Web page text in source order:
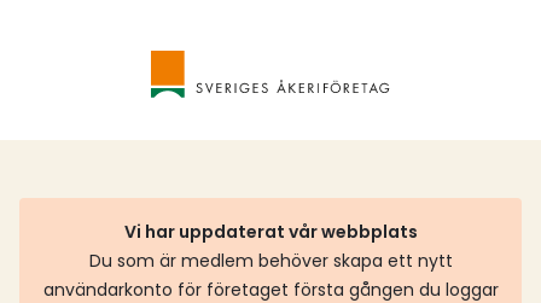
Vi har uppdaterat vår webbplats
Du som är medlem behöver skapa ett nytt
användarkonto för företaget första gången du loggar